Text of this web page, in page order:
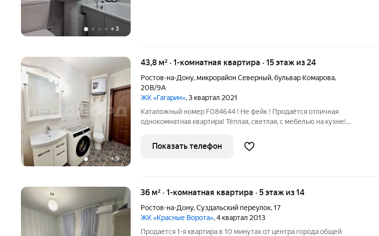
+ 3
+9
43,8 м² · 1-комнатная квартира · 15 этаж из 24
Ростов-на-Дону, микрорайон Северный,бульвар Комарова,
20В/9А
ЖК «Гагарин», 3 квартал 2021
Каталожный номер F084644 ! Не фейк ! Продаётся отличная
однокомнатная квартира! Тёплая, светлая, с мебелью на кухне!
Большой двор с детской площадкой В шаговой доступности
школы, детские сады,
Показать телефон
36 м² · 1-комнатная квартира · 5 этаж из 14
Ростов-на-Дону,Суздальский переулок,17
ЖК «Красные Ворота», 4 квартал 2013
Продается 1-я квартира в 10 минутах от центра города общей